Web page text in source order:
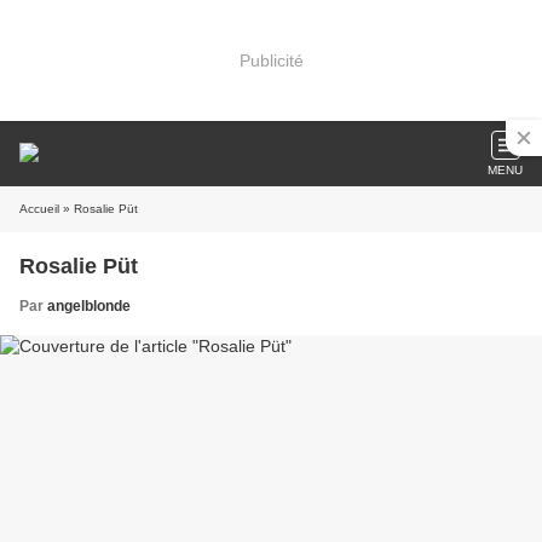
Publicité
MENU
Accueil » Rosalie Püt
Rosalie Püt
Par angelblonde